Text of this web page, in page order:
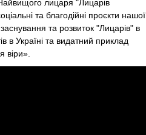
лицаря "Лицарів
та благодійні проєкти нашої
та розвиток "Лицарів" в
в Україні та видатний приклад
віри».